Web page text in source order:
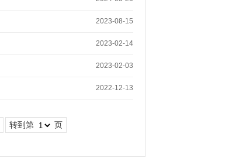
2023-08-15
2023-02-14
2023-02-03
2022-12-13
转到第 页